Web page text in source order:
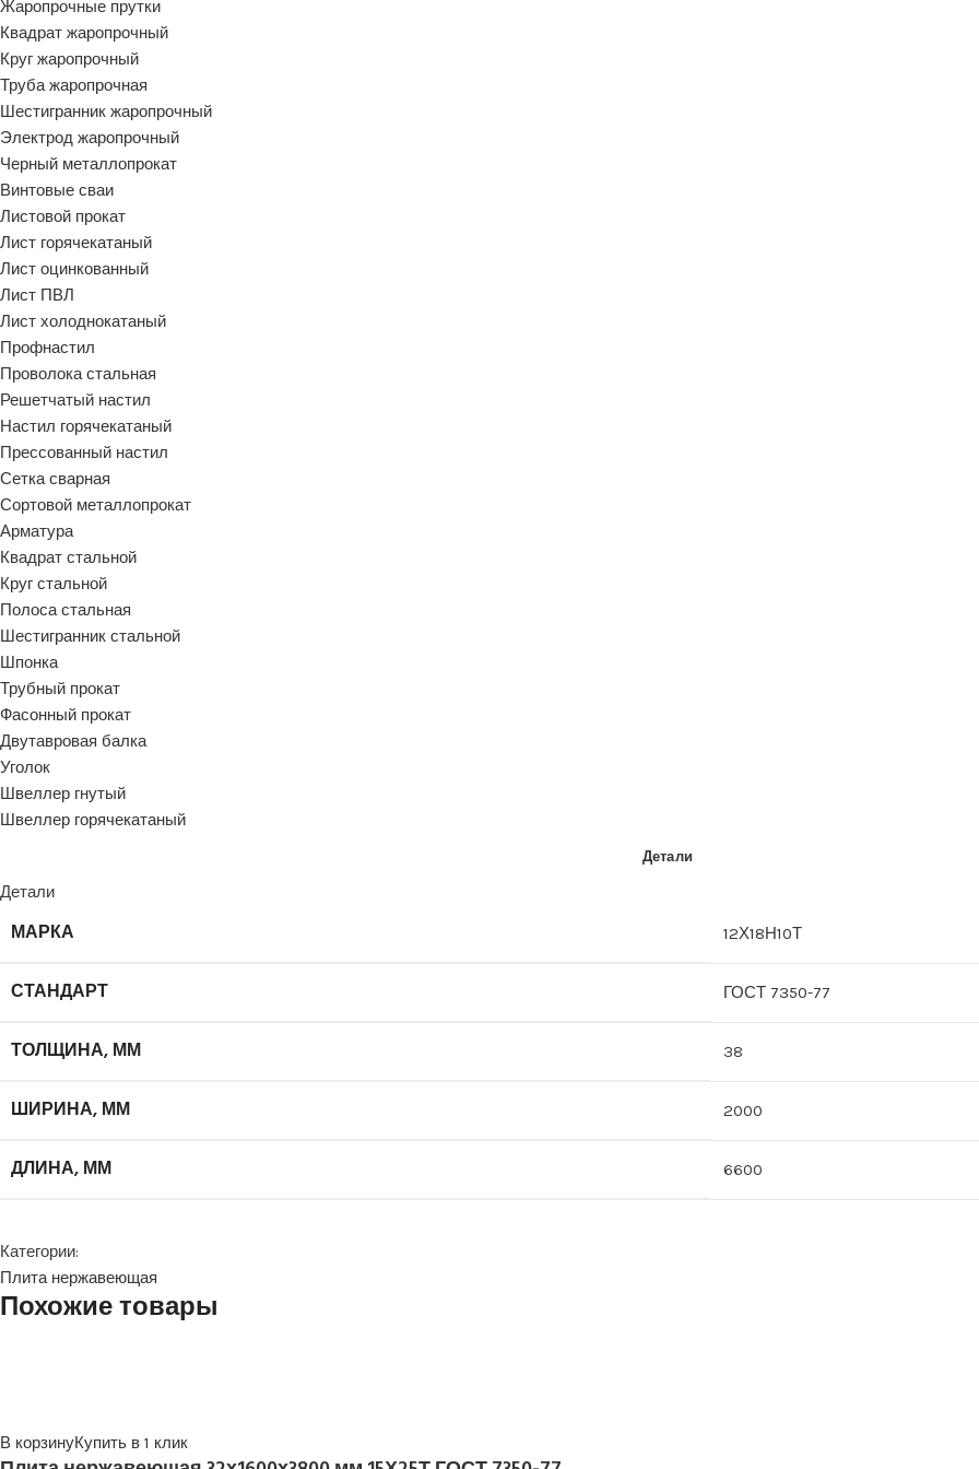
Жаропрочные прутки
Квадрат жаропрочный
Круг жаропрочный
Труба жаропрочная
Шестигранник жаропрочный
Электрод жаропрочный
Черный металлопрокат
Винтовые сваи
Листовой прокат
Лист горячекатаный
Лист оцинкованный
Лист ПВЛ
Лист холоднокатаный
Профнастил
Проволока стальная
Решетчатый настил
Настил горячекатаный
Прессованный настил
Сетка сварная
Сортовой металлопрокат
Арматура
Квадрат стальной
Круг стальной
Полоса стальная
Шестигранник стальной
Шпонка
Трубный прокат
Фасонный прокат
Двутавровая балка
Уголок
Швеллер гнутый
Швеллер горячекатаный
Детали
Детали
МАРКА 12Х18Н10Т
СТАНДАРТ ГОСТ 7350-77
ТОЛЩИНА, ММ 38
ШИРИНА, ММ 2000
ДЛИНА, ММ 6600
Категории:
Плита нержавеющая
Похожие товары
В корзинуКупить в 1 клик